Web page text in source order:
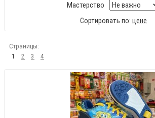
Мастерство
Сортировать по: цене
Страницы:
1
2 3 4